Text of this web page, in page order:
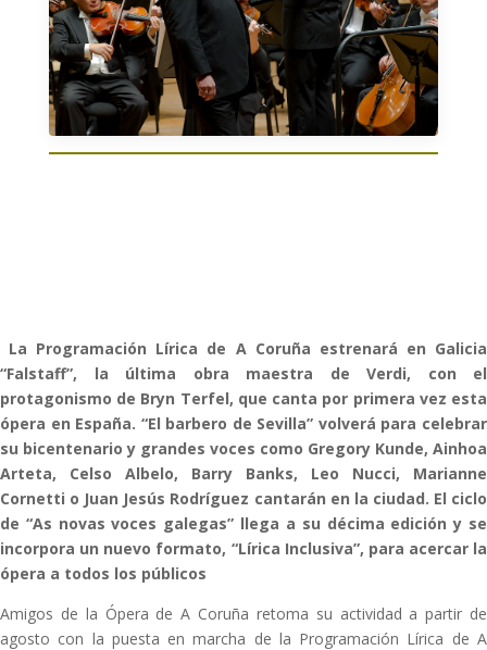
La Programación Lírica de A Coruña estrenará en Galicia
“Falstaff”, la última obra maestra de Verdi, con el
protagonismo de Bryn Terfel, que canta por primera vez esta
ópera en España. “El barbero de Sevilla” volverá para celebrar
su bicentenario y grandes voces como Gregory Kunde, Ainhoa
Arteta, Celso Albelo, Barry Banks, Leo Nucci, Marianne
Cornetti o Juan Jesús Rodríguez cantarán en la ciudad. El ciclo
de “As novas voces galegas” llega a su décima edición y se
incorpora un nuevo formato, “Lírica Inclusiva”, para acercar la
ópera a todos los públicos
Amigos de la Ópera de A Coruña retoma su actividad a partir de
agosto con la puesta en marcha de la Programación Lírica de A